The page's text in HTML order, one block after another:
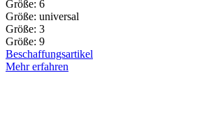
Größe: 6
Größe: universal
Größe: 3
Größe: 9
Beschaffungsartikel
Mehr erfahren